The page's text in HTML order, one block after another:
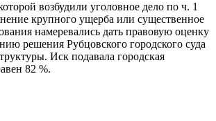
возбудили уголовное дело по ч. 1
крупного ущерба или существенное
намеревались дать правовую оценку
решения Рубцовского городского суда
Иск подавала городская
82 %.